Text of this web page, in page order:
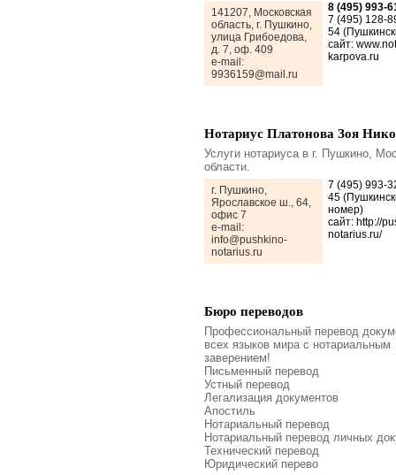
141207, Московская
область, г. Пушкино,
улица Грибоедова,
д. 7, оф. 409
e-mail:
9936159@mail.ru
8 (495) 993-
7 (495) 128-
54
сайт:
karpova.ru
Нотариус Платонова Зоя
Услуги нотариуса в г. Пушкино,
области.
г. Пушкино,
Ярославское ш., 64,
офис 7
e-mail:
info@pushkino-
notarius.ru
7 (495) 993-
45
номер)
сайт: http://
notarius.ru/
Бюро переводов
Профессиональный перевод
всех языков мира с нотариальным
заверением!
Письменный перевод
Устный перевод
Легализация документов
Апостиль
Нотариальный перевод
Нотариальный перевод личных
Технический перевод
Юридический перево